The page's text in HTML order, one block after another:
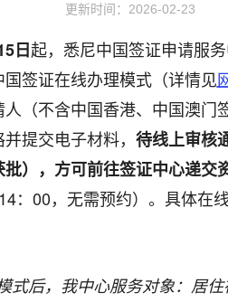
签证信息
如何填写签证申请表
更新时间：2026-02-23
日起，悉尼中国签证申请服
签证在线办理模式（详情见
（不含中国香港、中国澳门
提交电子材料， 待线上审核
），方可前往签证中心递交
： 00，无需预约）。 具体在
式后，我中心服务对象：居